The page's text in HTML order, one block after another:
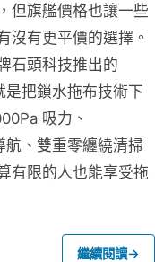
但旗艦價格也讓一些
沒有更平價的選擇。
石頭科技推出的
把鎖水拖布技術下
吸力、
、雙重零纏繞清掃
有限的人也能享受拖
繼續閱讀→